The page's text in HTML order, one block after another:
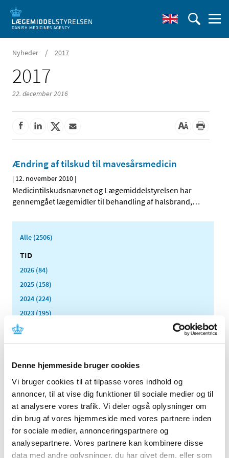
Denne hjemmeside bruger cookies
Vi bruger cookies til at tilpasse vores indhold og
annoncer, til at vise dig funktioner til sociale medier og til
at analysere vores trafik. Vi deler også oplysninger om
din brug af vores hjemmeside med vores partnere inden
for sociale medier, annonceringspartnere og
analysepartnere. Vores partnere kan kombinere disse
data med andre oplysninger, du har givet dem, eller som
Nyheder / 2017
2017
22. december 2016
Ændring af tilskud til mavesårsmedicin
| 12. november 2010 |
Medicintilskudsnævnet og Lægemiddelstyrelsen har
gennemgået lægemidler til behandling af halsbrand,…
Alle (2506)
TID
2026 (84)
2025 (158)
2024 (224)
2023 (195)
2022 (197)
2021 (516)
2019 (159)
2018 (150)
2017 (167)
2016 (167)
2015 (33)
2014 (44)
2013 (49)